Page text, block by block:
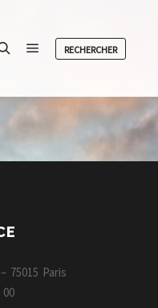
RECHERCHER
75015 Paris